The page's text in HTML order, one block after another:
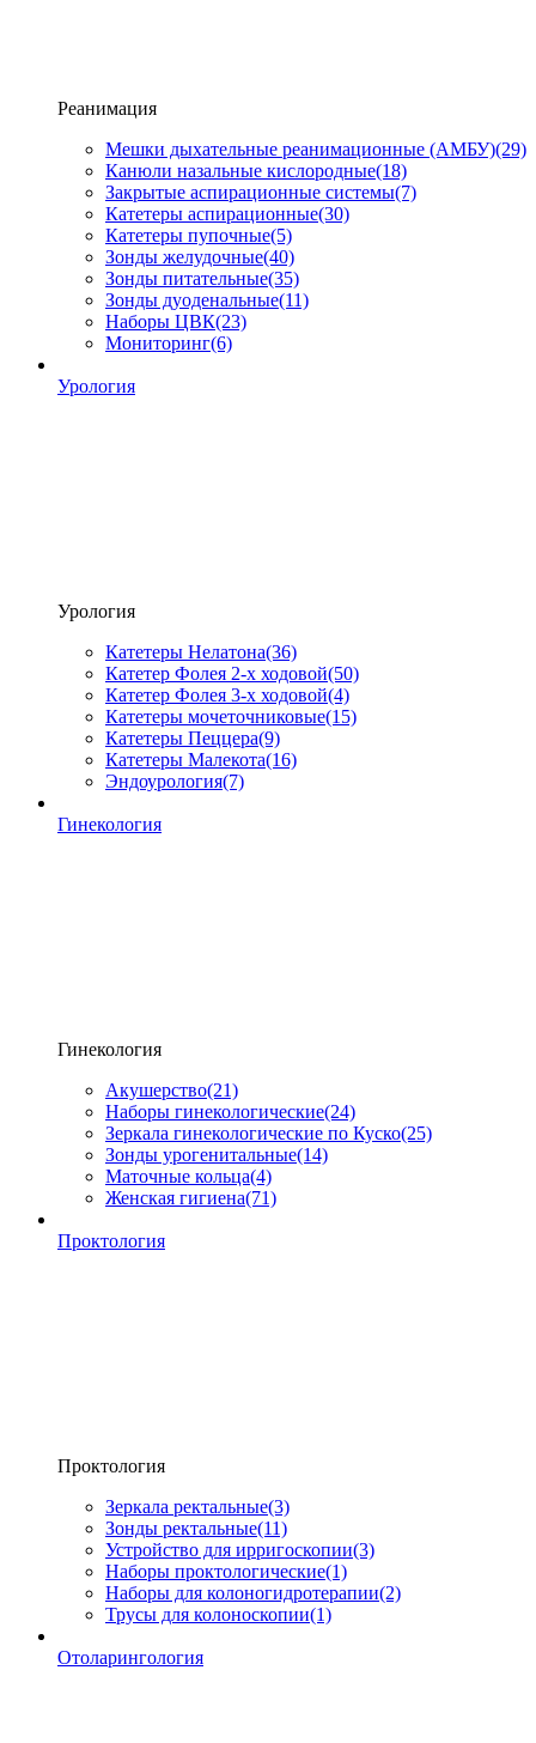
Реанимация
Мешки дыхательные реанимационные (АМБУ)(29)
Канюли назальные кислородные(18)
Закрытые аспирационные системы(7)
Катетеры аспирационные(30)
Катетеры пупочные(5)
Зонды желудочные(40)
Зонды питательные(35)
Зонды дуоденальные(11)
Наборы ЦВК(23)
Мониторинг(6)
Урология
Урология
Катетеры Нелатона(36)
Катетер Фолея 2-х ходовой(50)
Катетер Фолея 3-х ходовой(4)
Катетеры мочеточниковые(15)
Катетеры Пеццера(9)
Катетеры Малекота(16)
Эндоурология(7)
Гинекология
Гинекология
Акушерство(21)
Наборы гинекологические(24)
Зеркала гинекологические по Куско(25)
Зонды урогенитальные(14)
Маточные кольца(4)
Женская гигиена(71)
Проктология
Проктология
Зеркала ректальные(3)
Зонды ректальные(11)
Устройство для ирригоскопии(3)
Наборы проктологические(1)
Наборы для колоногидротерапии(2)
Трусы для колоноскопии(1)
Отоларингология